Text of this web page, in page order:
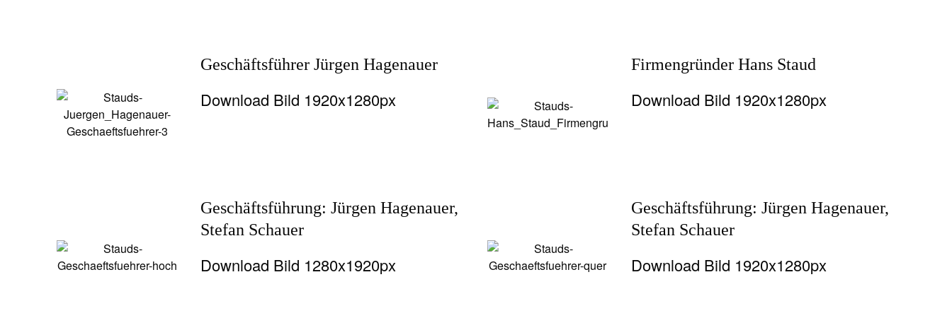
Geschäftsführer Jürgen Hagenauer
Download Bild 1920x1280px
Firmengründer Hans Staud
Download Bild 1920x1280px
Geschäftsführung: Jürgen Hagenauer,
Stefan Schauer
Download Bild 1280x1920px
Geschäftsführung: Jürgen Hagenauer,
Stefan Schauer
Download Bild 1920x1280px